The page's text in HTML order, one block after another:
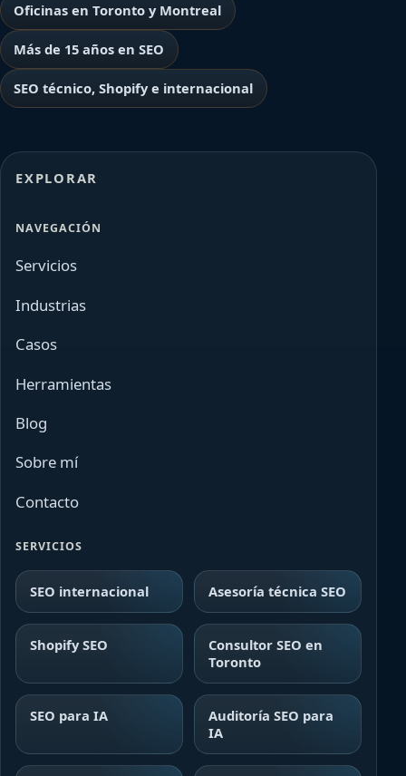
Oficinas en Toronto y Montreal
Más de 15 años en SEO
SEO técnico, Shopify e internacional
EXPLORAR
NAVEGACIÓN
Servicios
Industrias
Casos
Herramientas
Blog
Sobre mí
Contacto
SERVICIOS
SEO internacional Asesoría técnica SEO
Shopify SEO
Consultor SEO en
Toronto
SEO para IA
Auditoría SEO para
IA